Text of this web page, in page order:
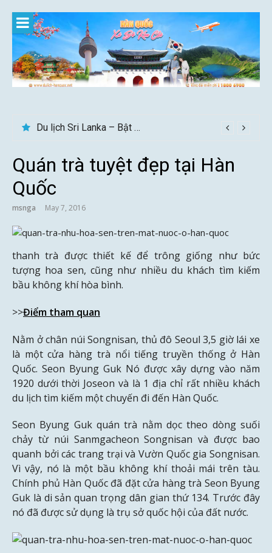
content
Du lịch Sri Lanka – Bật mí nên đi mùa nào đẹp
Quán trà tuyệt đẹp tại Hàn
Quốc
msnga May 7, 2016
thanh trà được thiết kế để trông giống như bức
tượng hoa sen, cũng như nhiều du khách tìm kiếm
bầu không khí hòa bình.
>>Điểm tham quan
Nằm ở chân núi Songnisan, thủ đô Seoul 3,5 giờ lái xe
là một cửa hàng trà nổi tiếng truyền thống ở Hàn
Quốc. Seon Byung Guk Nó được xây dựng vào năm
1920 dưới thời Joseon và là 1 địa chỉ rất nhiều khách
du lịch tìm kiếm một chuyến đi đến Hàn Quốc.
Seon Byung Guk quán trà nằm dọc theo dòng suối
chảy từ núi Sanmgacheon Songnisan và được bao
quanh bởi các trang trại và Vườn Quốc gia Songnisan.
Vì vậy, nó là một bầu không khí thoải mái trên tàu.
Chính phủ Hàn Quốc đã đặt cửa hàng trà Seon Byung
Guk là di sản quan trọng dân gian thứ 134. Trước đây
nó đã được sử dụng là trụ sở quốc hội của đất nước.